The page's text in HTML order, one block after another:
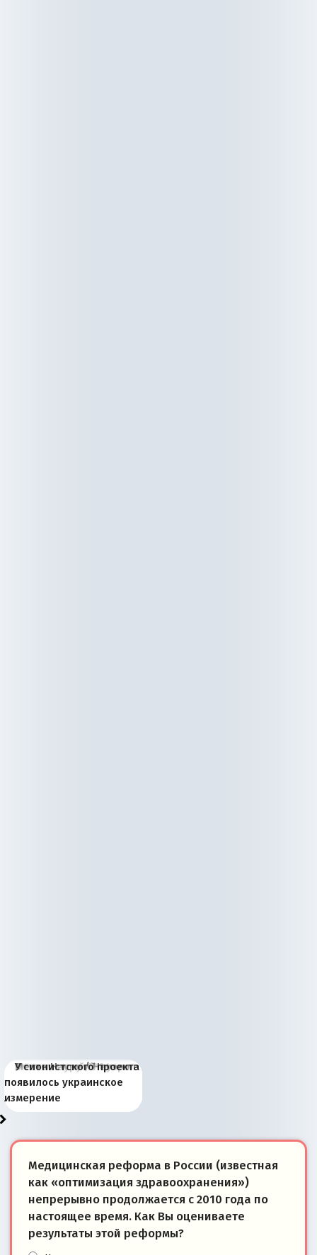
Киевская марионетка
Запада рассказала о
«переобувании» хозяев
В России назрели
перемены: 15 шагов к
суверенной экономике
Миграционный пожар
Европы
Россия начинает
сбрасывать балласт
Анкориджа
Россия зимой 1904
года: первые уступки во
внутренней политике
Русская нация вчера и
сегодня
Почему правый крах в
Варшаве не поможет её
отношениям с Россией?
Место Науру / Науэро в
современной истории
Южной Осетии
У сионистского проекта
появилось украинское
измерение
Медицинская реформа в России (известная
как «оптимизация здравоохранения»)
непрерывно продолжается с 2010 года по
настоящее время. Как Вы оцениваете
результаты этой реформы?